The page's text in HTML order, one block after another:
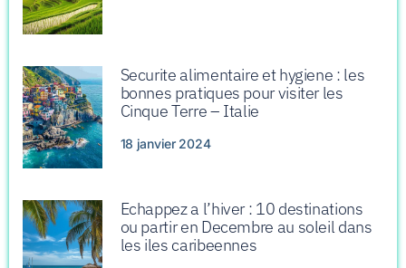
Securite alimentaire et hygiene : les
bonnes pratiques pour visiter les
Cinque Terre – Italie
18 janvier 2024
Echappez a l’hiver : 10 destinations
ou partir en Decembre au soleil dans
les iles caribeennes